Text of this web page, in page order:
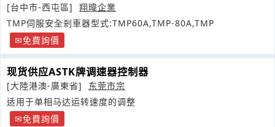
[台中市-西屯區]
翔暐企業
TMP伺服安全剎車器型式:TMP60A,TMP-80A,TMP
免費詢價
现货供应ASTK牌调速器控制器
[大陸港澳-廣東省]
东莞市宗
适用于单相马达运转速度的调整
免費詢價